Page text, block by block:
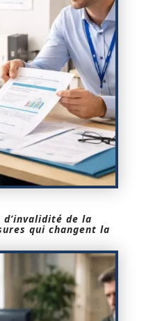
de la
qui changent la